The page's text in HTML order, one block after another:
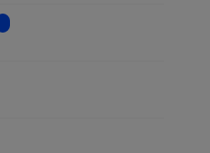
informatie voor Aantal
voor Aantal USB-poorten
voor Geschikt voor HDR